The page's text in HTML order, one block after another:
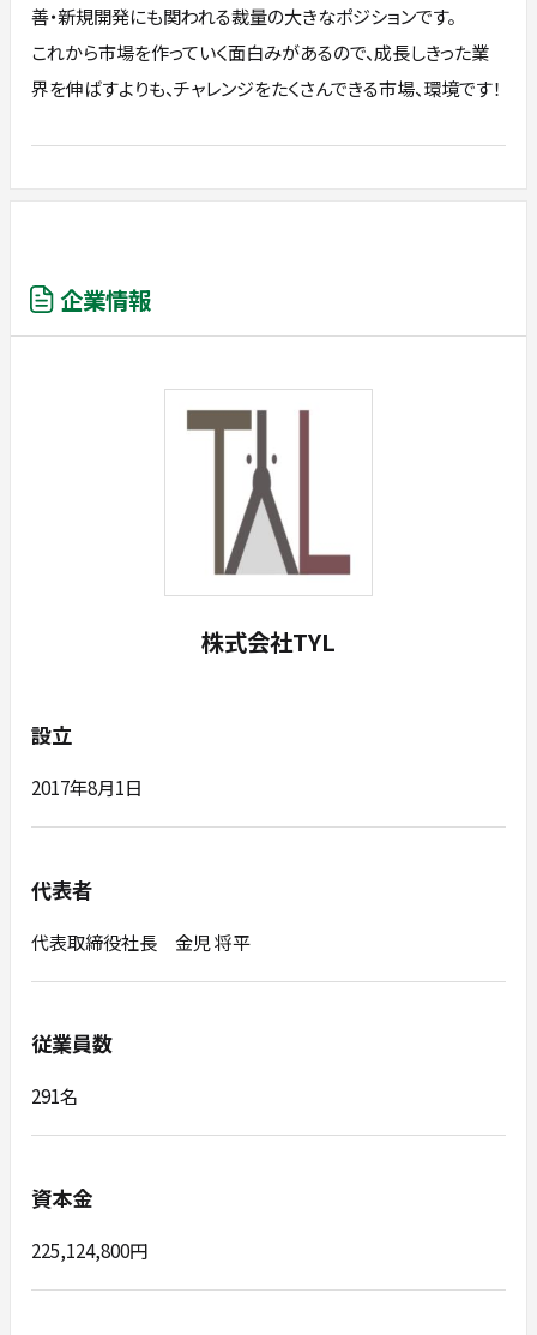
善・新規開発にも関われる裁量の大きなポジションです。
これから市場を作っていく面白みがあるので、成長しきった業
界を伸ばすよりも、チャレンジをたくさんできる市場、環境です！
企業情報
株式会社TYL
設立
2017年8月1日
代表者
代表取締役社長 金児 将平
従業員数
291名
資本金
225,124,800円